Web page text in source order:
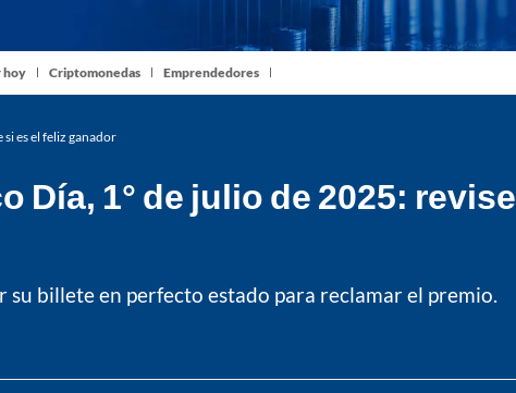
hoy Criptomonedas Emprendedores
es el feliz ganador
1° de julio de 2025:
su billete en perfecto estado para reclamar el premio.